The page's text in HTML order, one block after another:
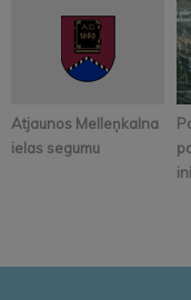
Atjaunos Melleņkalna
ielas segumu